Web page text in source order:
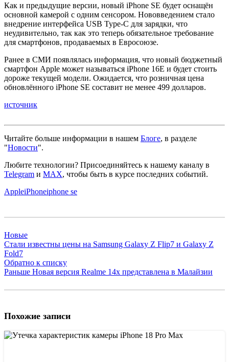
Как и предыдущие версии, новый iPhone SE будет оснащён
основной камерой с одним сенсором. Нововведением стало
внедрение интерфейса USB Type-C для зарядки, что
неудивительно, так как это теперь обязательное требование
для смартфонов, продаваемых в Евросоюзе.
Ранее в СМИ появлялась информация, что новый бюджетный
смартфон Apple может называться iPhone 16E и будет стоить
дороже текущей модели. Ожидается, что розничная цена
обновлённого iPhone SE составит не менее 499 долларов.
источник
Читайте больше информации в нашем Блоге, в разделе
"Новости".
Любите технологии? Присоединяйтесь к нашему каналу в
Telegram и MAX, чтобы быть в курсе последних событий.
AppleiPhoneiphone se
Новые
Стали известны цены на Samsung Galaxy Z Flip7 и Galaxy Z
Fold7
Обратно к списку
Раньше Новая версия Realme 14x представлена ​​в Малайзии
Похожие записи